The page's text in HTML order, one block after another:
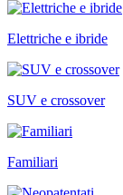
Elettriche e ibride
SUV e crossover
Familiari